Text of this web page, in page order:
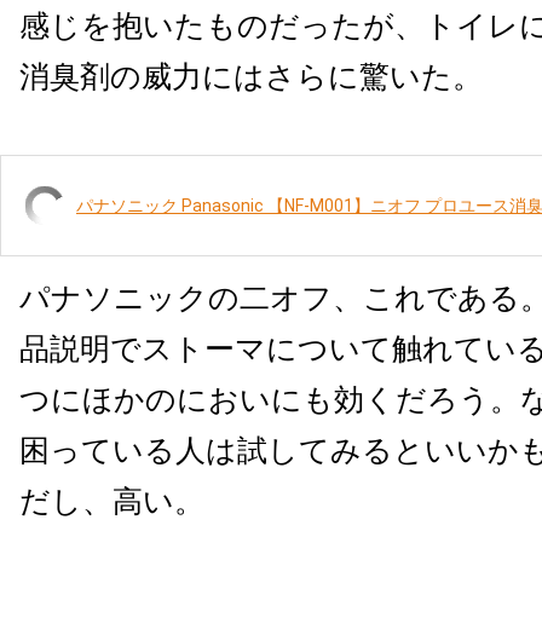
感じを抱いたものだったが、トイレ
消臭剤の威力にはさらに驚いた。
パナソニック Panasonic 【NF-M001】ニオフ プロユース消
パナソニックの二オフ、これである
品説明でストーマについて触れてい
つにほかのにおいにも効くだろう。
困っている人は試してみるといいか
だし、高い。